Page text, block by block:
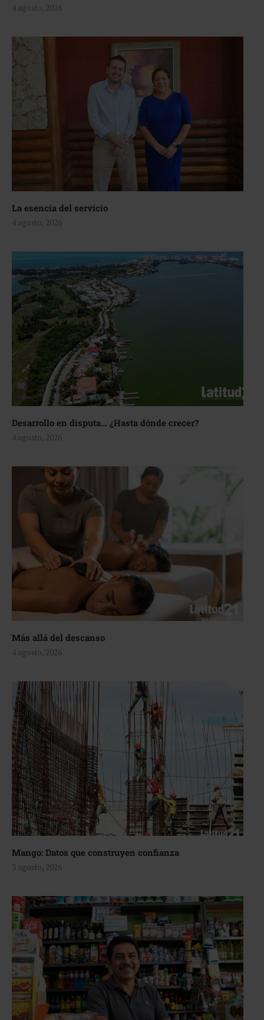
4 agosto, 2026
La esencia del servicio
4 agosto, 2026
Desarrollo en disputa… ¿Hasta dónde crecer?
4 agosto, 2026
Más allá del descanso
4 agosto, 2026
Mango: Datos que construyen confianza
3 agosto, 2026